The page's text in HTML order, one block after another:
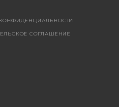
СОГЛАШЕНИЕ